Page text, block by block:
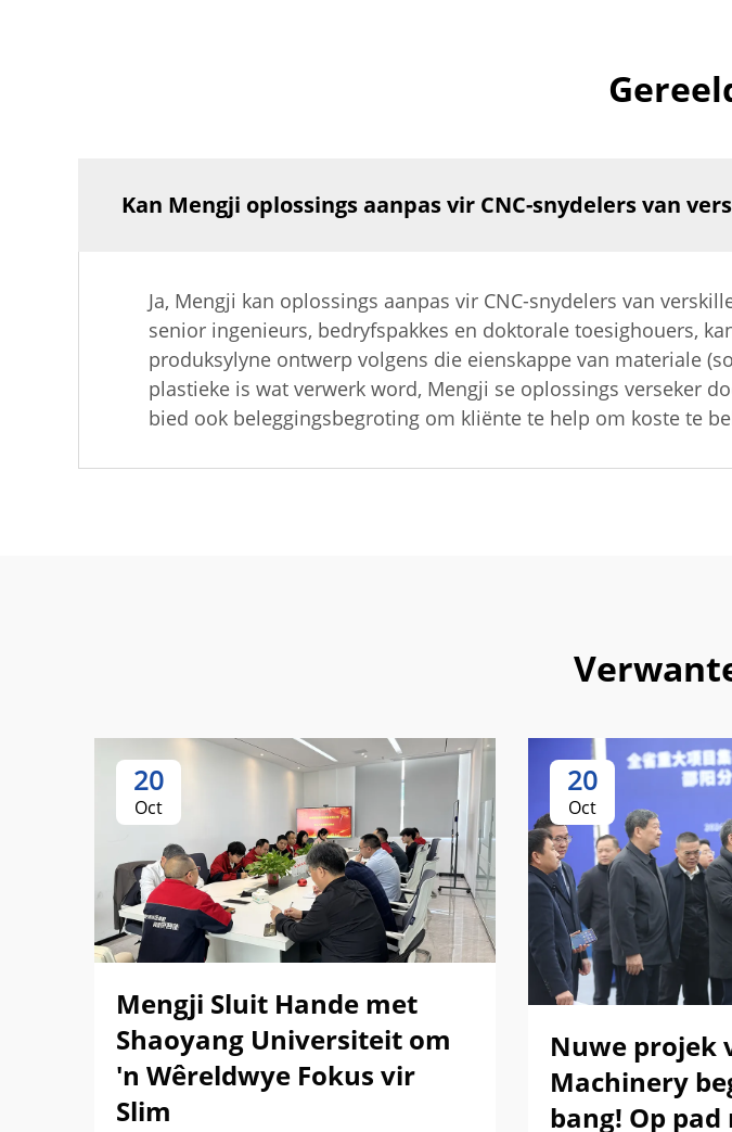
Kan Mengji oplossings aanpas vir CNC-snydelers van
Ja, Mengji kan oplossings aanpas vir CNC-snydelers van
senior ingenieurs, bedryfspakkes en doktorale toesighouers,
produksylyne ontwerp volgens die eienskappe van materiale
plastieke is wat verwerk word, Mengji se oplossings verseker
bied ook beleggingsbegroting om kliënte te help om koste te
20
Oct
Mengji Sluit Hande met
Shaoyang Universiteit om
'n Wêreldwye Fokus vir
Slim
20
Oct
Nuwe projek
Machinery
bang! Op